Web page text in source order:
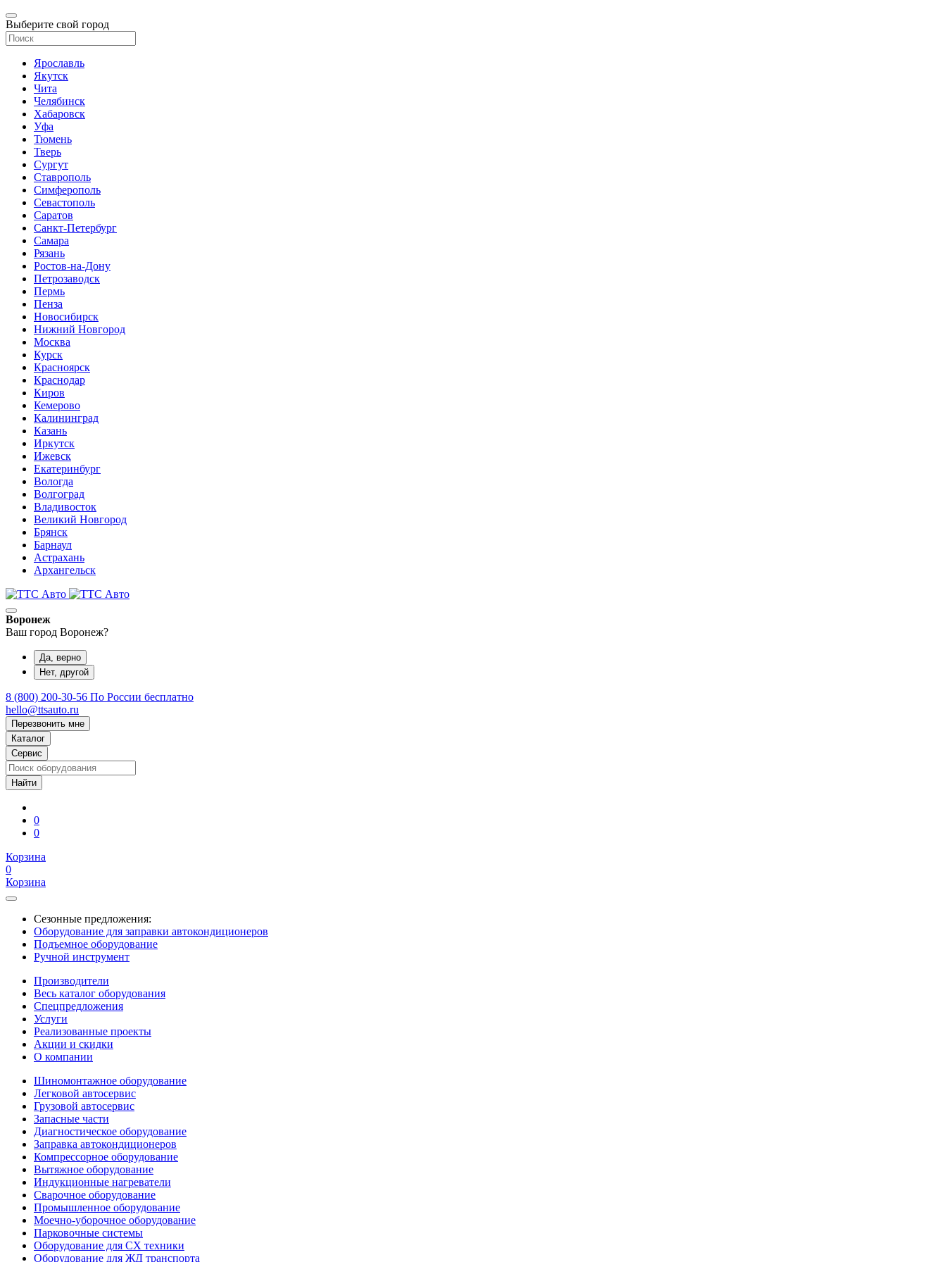
Выберите свой город
Ярославль
Якутск
Чита
Челябинск
Хабаровск
Уфа
Тюмень
Тверь
Сургут
Ставрополь
Симферополь
Севастополь
Саратов
Санкт-Петербург
Самара
Рязань
Ростов-на-Дону
Петрозаводск
Пермь
Пенза
Новосибирск
Нижний Новгород
Москва
Курск
Красноярск
Краснодар
Киров
Кемерово
Калининград
Казань
Иркутск
Ижевск
Екатеринбург
Вологда
Волгоград
Владивосток
Великий Новгород
Брянск
Барнаул
Астрахань
Архангельск
Воронеж
Ваш город Воронеж?
Да, верно
Нет, другой
8 (800) 200-30-56 По России бесплатно
hello@ttsauto.ru
Перезвонить мне
Каталог
Сервис
0
0
Корзина
0
Корзина
Сезонные предложения:
Оборудование для заправки автокондиционеров
Подъемное оборудование
Ручной инструмент
Производители
Весь каталог оборудования
Спецпредложения
Услуги
Реализованные проекты
Акции и скидки
О компании
Шиномонтажное оборудование
Легковой автосервис
Грузовой автосервис
Запасные части
Диагностическое оборудование
Заправка автокондиционеров
Компрессорное оборудование
Вытяжное оборудование
Индукционные нагреватели
Сварочное оборудование
Промышленное оборудование
Моечно-уборочное оборудование
Парковочные системы
Оборудование для СХ техники
Оборудование для ЖД транспорта